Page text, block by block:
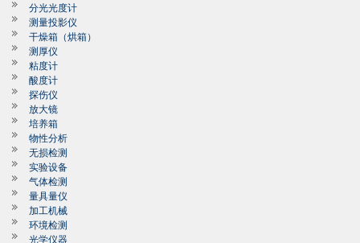
分光光度计
测量投影仪
干燥箱（烘箱）
测厚仪
粘度计
酸度计
探伤仪
放大镜
培养箱
物性分析
无损检测
实验设备
气体检测
量具量仪
加工机械
环境检测
光学仪器